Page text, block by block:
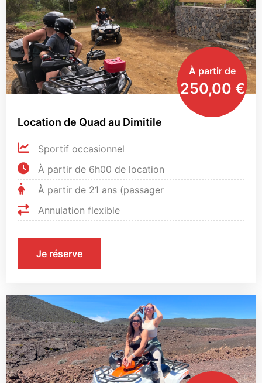
À partir de
250,00 €
Location de Quad au Dimitile
Sportif occasionnel
À partir de 6h00 de location
À partir de 21 ans (passager
Annulation flexible
Je réserve